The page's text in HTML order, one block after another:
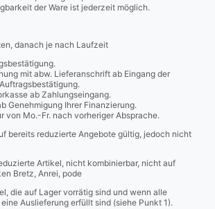
der Ware ist jederzeit möglich.
danach je nach Laufzeit
mit abw. Lieferanschrift ab Eingang der
ab Zahlungseingang.
Genehmigung Ihrer Finanzierung.
von Mo.-Fr. nach vorheriger Absprache.
bereits reduzierte Angebote gültig, jedoch nicht
Artikel, nicht kombinierbar, nicht auf
Bretz, Anrei, pode
die auf Lager vorrätig sind und wenn alle
Auslieferung erfüllt sind (siehe Punkt 1).